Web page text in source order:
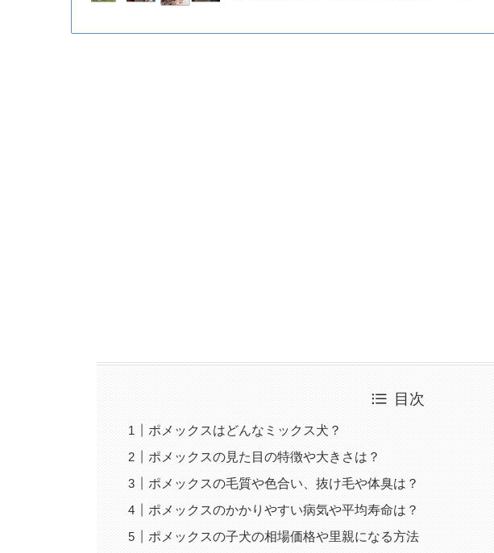
目次
ポメックスはどんなミックス犬？
ポメックスの見た目の特徴や大きさは？
ポメックスの毛質や色合い、抜け毛や体臭は？
ポメックスのかかりやすい病気や平均寿命は？
ポメックスの子犬の相場価格や里親になる方法